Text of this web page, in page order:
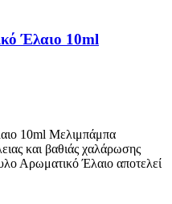
Έλαιο 10ml
10ml Μελιμπάμπα
και βαθιάς χαλάρωσης
Αρωματικό Έλαιο αποτελεί